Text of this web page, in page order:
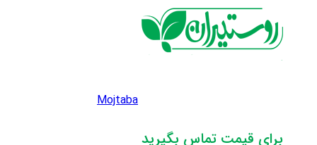
Mojtaba
برای قیمت تماس بگیرید